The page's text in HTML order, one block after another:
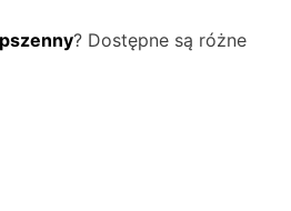
? Dostępne są różne